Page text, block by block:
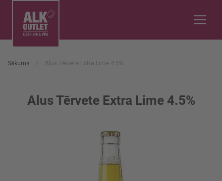
Sākums Alus Tērvete Extra Lime 4.5%
Alus Tērvete Extra Lime 4.5%